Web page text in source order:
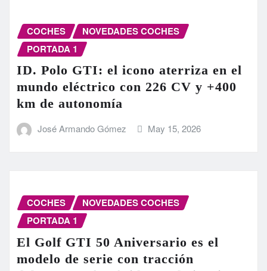
COCHES
NOVEDADES COCHES
PORTADA 1
ID. Polo GTI: el icono aterriza en el
mundo eléctrico con 226 CV y +400
km de autonomía
José Armando Gómez May 15, 2026
COCHES
NOVEDADES COCHES
PORTADA 1
El Golf GTI 50 Aniversario es el
modelo de serie con tracción